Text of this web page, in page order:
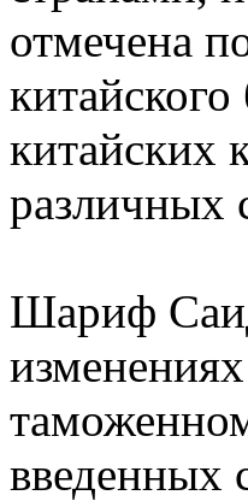
отмечена
китайских
различных
Шариф
введенных